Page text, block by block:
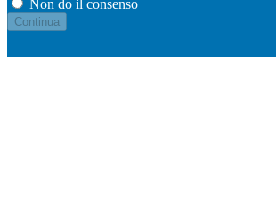
Non do il consenso